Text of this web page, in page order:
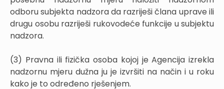
odboru subjekta nadzora da razriješi člana uprave ili
drugu osobu razriješi rukovodeće funkcije u subjektu
nadzora.
(3) Pravna ili fizička osoba kojoj je Agencija izrekla
nadzornu mjeru dužna ju je izvršiti na način i u roku
kako je to određeno rješenjem.